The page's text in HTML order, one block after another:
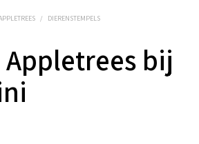
/ DIERENSTEMPELS
Appletrees bij